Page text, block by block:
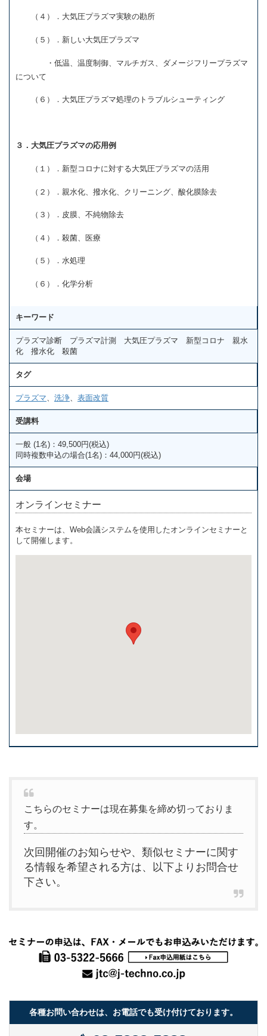
（４）．大気圧プラズマ実験の勘所
（５）．新しい大気圧プラズマ
・低温、温度制御、マルチガス、ダメージフリープラズマ
について
（６）．大気圧プラズマ処理のトラブルシューティング
３．大気圧プラズマの応用例
（１）．新型コロナに対する大気圧プラズマの活用
（２）．親水化、撥水化、クリーニング、酸化膜除去
（３）．皮膜、不純物除去
（４）．殺菌、医療
（５）．水処理
（６）．化学分析
キーワード
プラズマ診断 プラズマ計測 大気圧プラズマ 新型コロナ 親水
化 撥水化 殺菌
タグ
プラズマ、 洗浄、 表面改質
受講料
一般 (1名)：49,500円(税込)
同時複数申込の場合(1名)：44,000円(税込)
会場
オンラインセミナー
本セミナーは、Web会議システムを使用したオンラインセミナーと
して開催します。
こちらのセミナーは現在募集を締め切っておりま
す。
次回開催のお知らせや、類似セミナーに関す
る情報を希望される方は、以下よりお問合せ
下さい。
各種お問い合わせは、お電話でも受け付けております。